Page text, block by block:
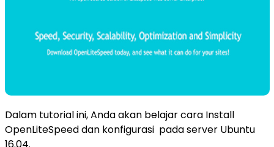
Dalam tutorial ini, Anda akan belajar cara Install
OpenLiteSpeed dan konfigurasi ​​pada server Ubuntu